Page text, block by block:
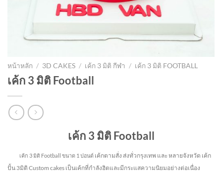
หน้าหลัก / 3D CAKES / เค้ก 3 มิติ กีฬา / เค้ก 3 มิติ FOOTBALL
เค้ก 3 มิติ Football
เค้ก 3 มิติ Football
เค้ก 3 มิติ Football ขนาด 1 ปอนด์ เค้กตามสั่ง ส่งทั่วกรุงเทพ และ หลายจังหวัด เค้ก
ปั้น 3มิติ Custom cakes เป็นเค้กที่กำลังฮิตและมีกระแสความนิยมอย่างต่อเนื่อง